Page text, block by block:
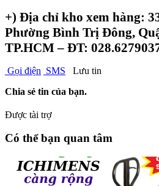
+) Địa chỉ kho xem hàng:
Phường Bình Trị Đông,
TP.HCM – ĐT:
Gọi điện SMS
Lưu tin
Chia sẻ tin của bạn.
Được tài trợ
Có thể bạn quan tâm